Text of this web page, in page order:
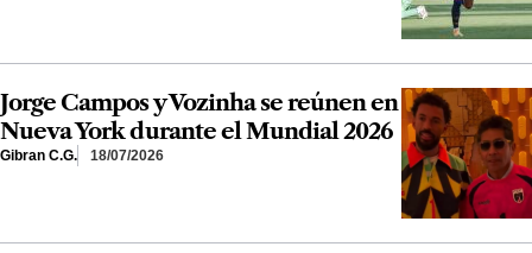
Jorge Campos y Vozinha se reúnen en
Nueva York durante el Mundial 2026
Gibran C.G. 18/07/2026